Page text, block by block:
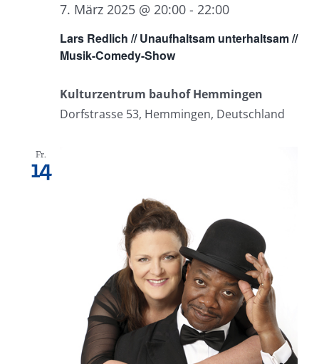
Lars Redlich // Unaufhaltsam unterhaltsam //
Musik-Comedy-Show
7. März 2025 @ 20:00 - 22:00
Kulturzentrum bauhof Hemmingen
Dorfstrasse 53, Hemmingen, Deutschland
Fr.
14